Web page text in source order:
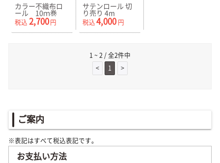
カラー不織布ロ
ール 10ｍ巻
100cm巾
税込 2,700円
サテンロール 切
り売り 4m
税込4,000円
1 ~ 2 / 全2件中
<
1 >
ご案内
※表記はすべて税込表記です。
お支払い方法